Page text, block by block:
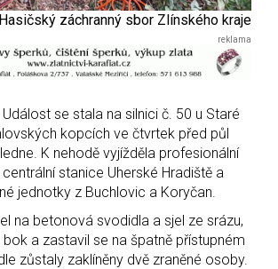
záchranný sbor Zlínského kraje
se stala na silnici č. 50 u Staré
kopcích ve čtvrtek před půl
K nehodě vyjížděla profesionální
stanice Uherské Hradiště a
jednotky z Buchlovic a Koryčan.
na betonová svodidla a sjel ze srázu,
a zastavil se na špatně přístupném
zůstaly zaklíněny dvě zraněné osoby.